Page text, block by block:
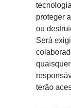
proteger
ou
Será
terão